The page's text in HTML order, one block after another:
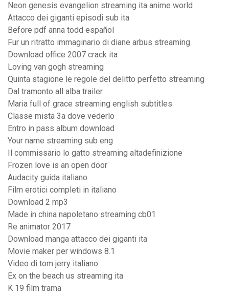
Neon genesis evangelion streaming ita anime world
Attacco dei giganti episodi sub ita
Before pdf anna todd español
Fur un ritratto immaginario di diane arbus streaming
Download office 2007 crack ita
Loving van gogh streaming
Quinta stagione le regole del delitto perfetto streaming
Dal tramonto all alba trailer
Maria full of grace streaming english subtitles
Classe mista 3a dove vederlo
Entro in pass album download
Your name streaming sub eng
Il commissario lo gatto streaming altadefinizione
Frozen love is an open door
Audacity guida italiano
Film erotici completi in italiano
Download 2 mp3
Made in china napoletano streaming cb01
Re animator 2017
Download manga attacco dei giganti ita
Movie maker per windows 8.1
Video di tom jerry italiano
Ex on the beach us streaming ita
K 19 film trama